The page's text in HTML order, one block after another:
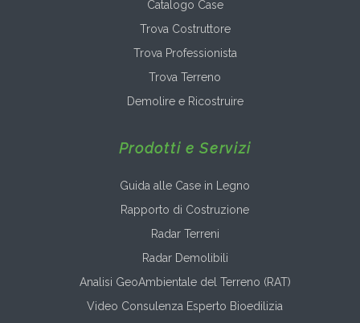
Catalogo Case
Trova Costruttore
Trova Professionista
Trova Terreno
Demolire e Ricostruire
Prodotti e Servizi
Guida alle Case in Legno
Rapporto di Costruzione
Radar Terreni
Radar Demolibili
Analisi GeoAmbientale del Terreno (RAT)
Video Consulenza Esperto Bioedilizia